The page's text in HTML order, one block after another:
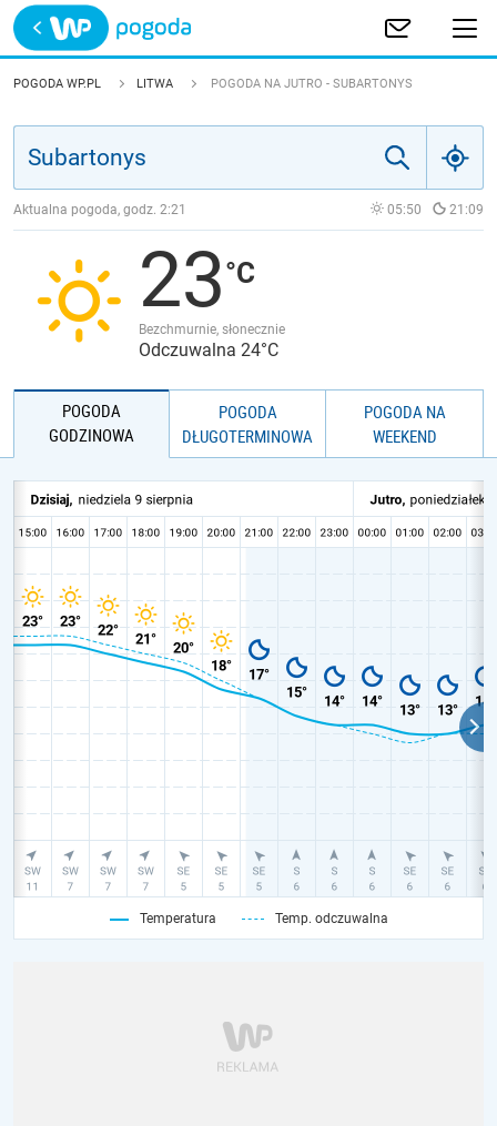
Trwa ładowanie
POLSKA
JAKOŚĆ POWIETRZA
POGODA WP.PL LITWA POGODA NA JUTRO - SUBARTONYS
Aktualna pogoda, godz. 2:21 05:50 21:09
23
Bezchmurnie, słonecznie
Odczuwalna 24°C
POGODA
GODZINOWA
POGODA
DŁUGOTERMINOWA
POGODA NA
WEEKEND
Temperatura Temp. odczuwalna